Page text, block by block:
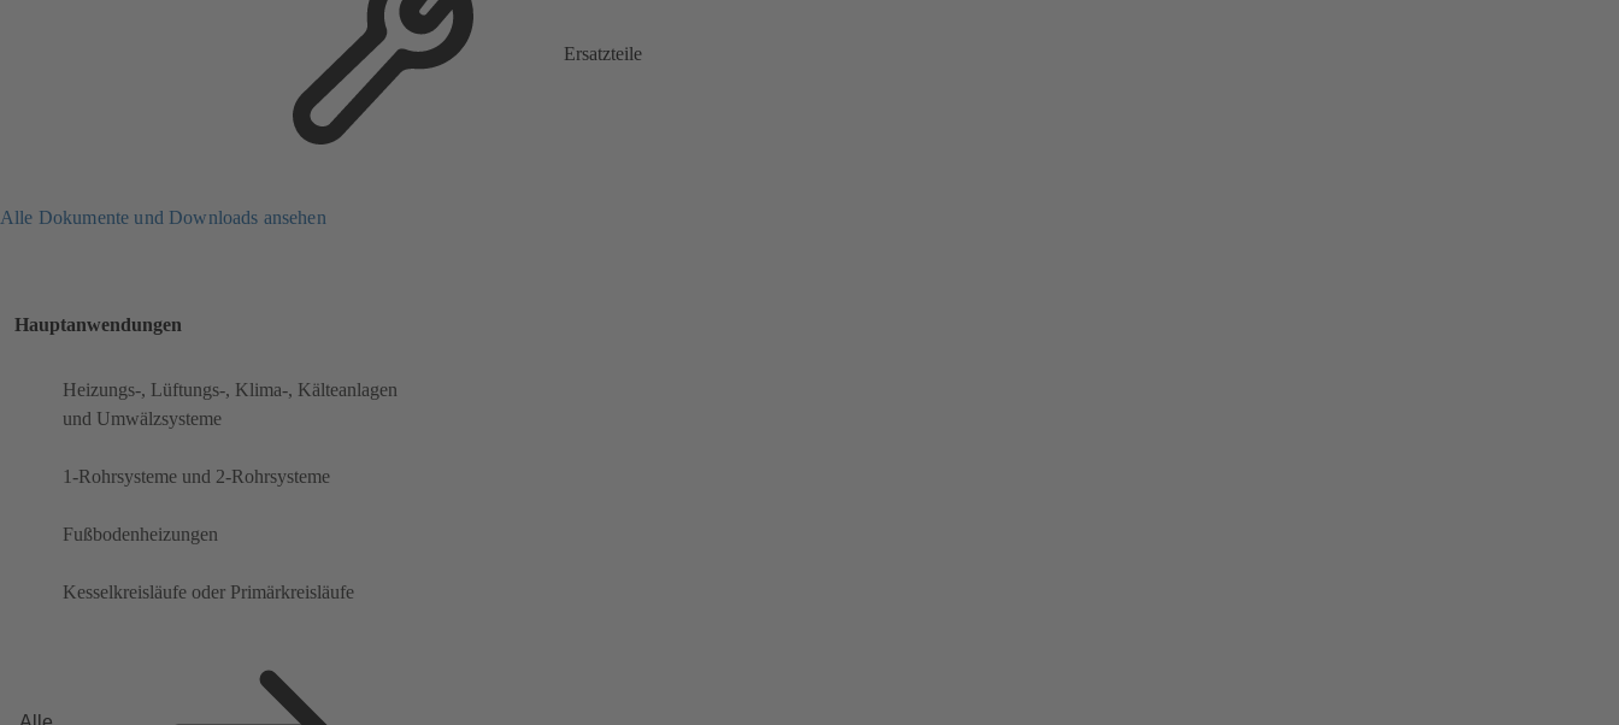
Ersatzteile
Alle Dokumente und Downloads ansehen
Hauptanwendungen
Heizungs-, Lüftungs-, Klima-, Kälteanlagen
und Umwälzsysteme
1-Rohrsysteme und 2-Rohrsysteme
Fußbodenheizungen
Kesselkreisläufe oder Primärkreisläufe